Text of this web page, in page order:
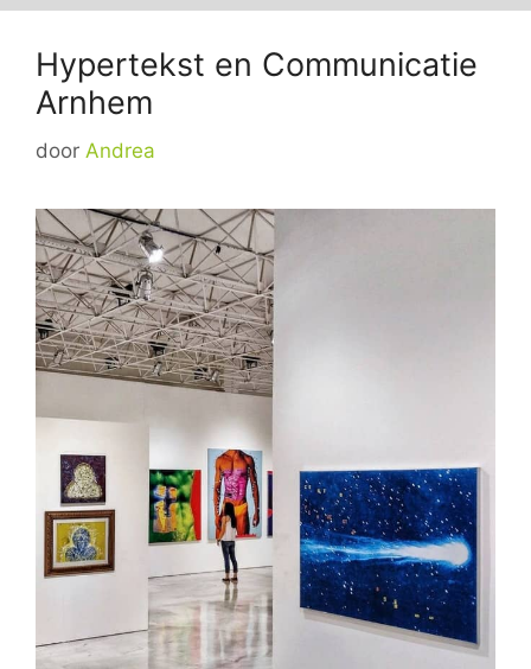
Hypertekst en Communicatie
Arnhem
door Andrea